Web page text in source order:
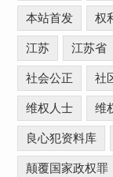
本站首发 权
江苏 江苏省
社会公正 社
维权人士 维
良心犯资料库
颠覆国家政权罪